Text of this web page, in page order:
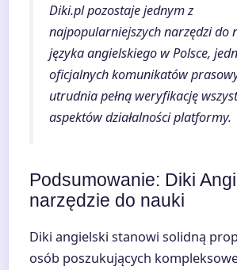
Diki.pl pozostaje jednym z
najpopularniejszych narzędzi do
języka angielskiego w Polsce,
oficjalnych komunikatów
utrudnia pełną weryfikację
aspektów działalności platformy.
Podsumowanie: Diki
narzędzie do nauki
Diki angielski stanowi solidną
osób poszukujących